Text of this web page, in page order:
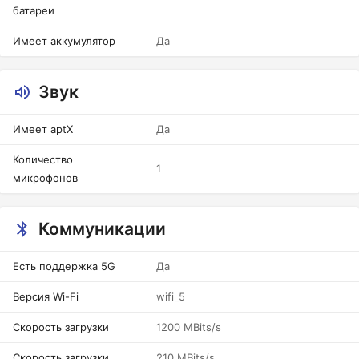
батареи
Имеет аккумулятор Да
Звук
Имеет aptX Да
Количество
микрофонов
1
Коммуникации
Есть поддержка 5G Да
Версия Wi-Fi wifi_5
Скорость загрузки 1200 MBits/s